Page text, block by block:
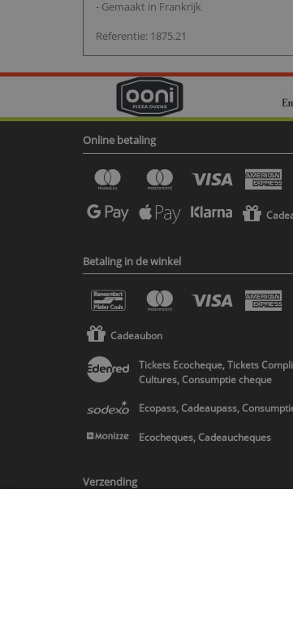
- Gemaakt in Frankrijk
Referentie: 1875.21
Online betaling
Betaling in de winkel
Cadeaubon
Tickets Ecocheque, Tickets
Cultures, Consumptie cheque
Ecopass, Cadeaupass,
Ecocheques, Cadeaucheques
Verzending